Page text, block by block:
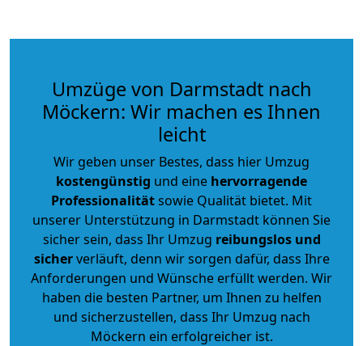
Umzüge von Darmstadt nach
Möckern: Wir machen es Ihnen
leicht
Wir geben unser Bestes, dass hier Umzug
kostengünstig und eine hervorragende
Professionalitätsowie Qualität bietet. Mit
unserer Unterstützung in Darmstadt können Sie
sicher sein, dass Ihr Umzug reibungslos und
sicherverläuft, denn wir sorgen dafür, dass Ihre
Anforderungen und Wünsche erfüllt werden. Wir
haben die besten Partner, um Ihnen zu helfen
und sicherzustellen, dass Ihr Umzug nach
Möckern ein erfolgreicher ist.